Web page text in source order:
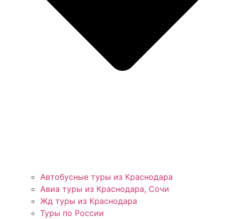
Автобусные туры из Краснодара
Авиа туры из Краснодара, Сочи
Жд туры из Краснодара
Туры по России